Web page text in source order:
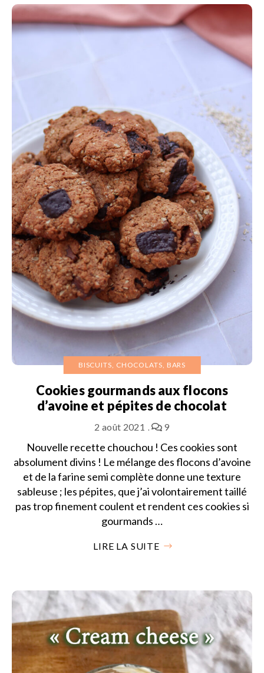
BISCUITS, CHOCOLATS, BARS
Cookies gourmands aux flocons
d’avoine et pépites de chocolat
2 août 2021 9
Nouvelle recette chouchou ! Ces cookies sont
absolument divins ! Le mélange des flocons d’avoine
et de la farine semi complète donne une texture
sableuse ; les pépites, que j’ai volontairement taillé
pas trop finement coulent et rendent ces cookies si
gourmands …
LIRE LA SUITE